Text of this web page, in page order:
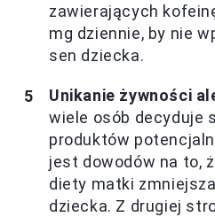
zawierających
mg dziennie, by nie
sen dziecka.
Unikanie żywności
wiele osób decyduje
produktów
jest dowodów na to,
diety matki
dziecka. Z drugiej